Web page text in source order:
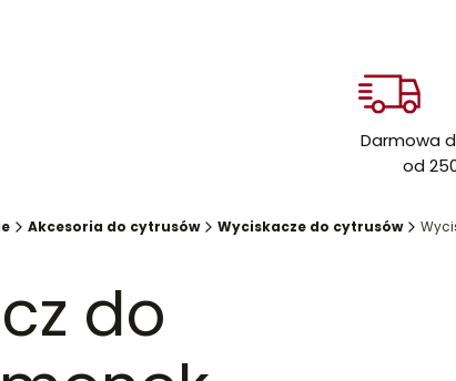
Darmowa
od
Akcesoria do cytrusów Wyciskacze do cytrusów
do